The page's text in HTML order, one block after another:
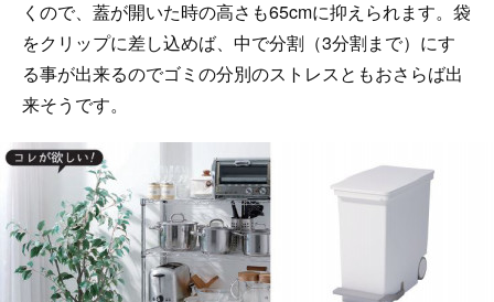
くので、蓋が開いた時の高さも65cmに抑えられます。袋
をクリップに差し込めば、中で分割（3分割まで）にす
る事が出来るのでゴミの分別のストレスともおさらば出
来そうです。